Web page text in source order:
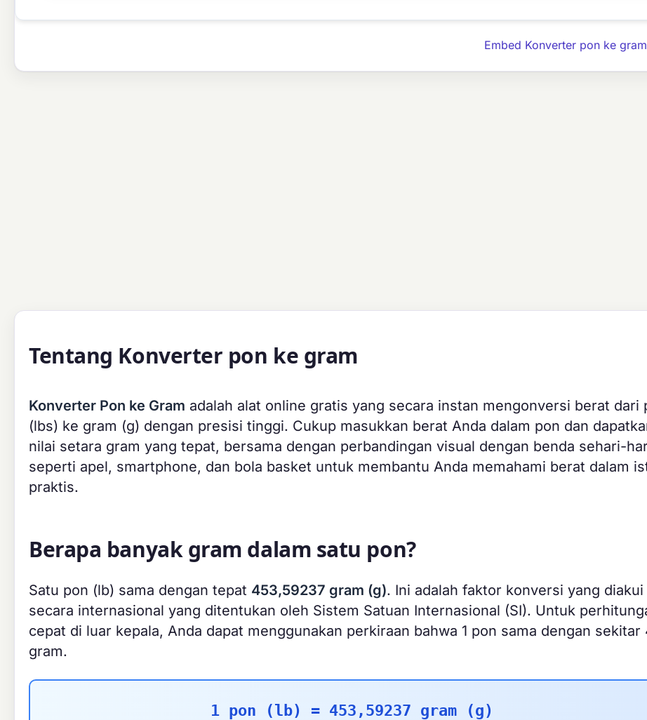
Embed Konverter pon ke
Tentang Konverter pon ke gram
Konverter Pon ke Gram adalah alat online gratis yang secara instan mengonversi berat dari
(lbs) ke gram (g) dengan presisi tinggi. Cukup masukkan berat Anda dalam pon dan
nilai setara gram yang tepat, bersama dengan perbandingan visual dengan benda sehari-
seperti apel, smartphone, dan bola basket untuk membantu Anda memahami berat dalam
praktis.
Berapa banyak gram dalam satu pon?
Satu pon (lb) sama dengan tepat 453,59237 gram (g). Ini adalah faktor konversi yang diakui
secara internasional yang ditentukan oleh Sistem Satuan Internasional (SI). Untuk
cepat di luar kepala, Anda dapat menggunakan perkiraan bahwa 1 pon sama dengan sekitar
gram.
1 pon (lb) = 453,59237 gram (g)